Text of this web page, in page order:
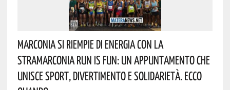
Marconia Si Riempie Di Energia Con La
StraMarconia Run Is Fun: Un Appuntamento Che
Unisce Sport, Divertimento E Solidarietà. Ecco